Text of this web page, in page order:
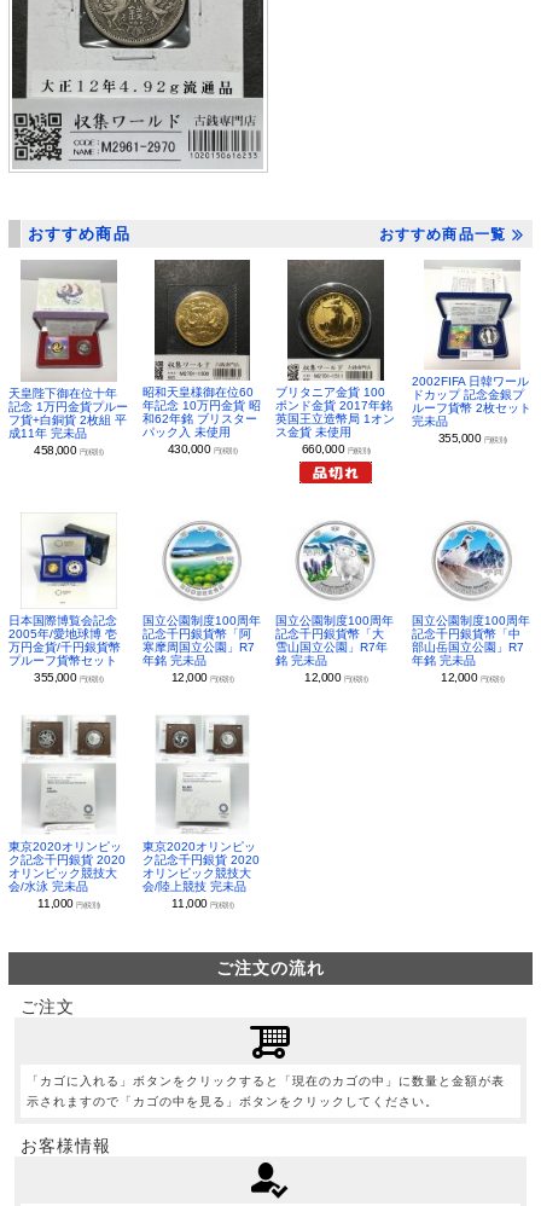
おすすめ商品 おすすめ商品一覧
天皇陛下御在位十年
記念 1万円金貨プルー
フ貨+白銅貨 2枚組 平
成11年 完未品
458,000 円(税別)
昭和天皇様御在位60
年記念 10万円金貨 昭
和62年銘 ブリスター
パック入 未使用
430,000 円(税別)
ブリタニア金貨 100
ポンド金貨 2017年銘
英国王立造幣局 1オン
ス金貨 未使用
660,000 円(税別)
2002FIFA 日韓ワール
ドカップ 記念金銀プ
ルーフ貨幣 2枚セット
完未品
355,000 円(税別)
日本国際博覧会記念
2005年/愛地球博 壱
万円金貨/千円銀貨幣
プルーフ貨幣セット
355,000 円(税別)
国立公園制度100周年
記念千円銀貨幣「阿
寒摩周国立公園」R7
年銘 完未品
12,000 円(税別)
国立公園制度100周年
記念千円銀貨幣「大
雪山国立公園」R7年
銘 完未品
12,000 円(税別)
国立公園制度100周年
記念千円銀貨幣「中
部山岳国立公園」R7
年銘 完未品
12,000 円(税別)
東京2020オリンピッ
ク記念千円銀貨 2020
オリンピック競技大
会/水泳 完未品
11,000円(税別)
東京2020オリンピッ
ク記念千円銀貨 2020
オリンピック競技大
会/陸上競技 完未品
11,000 円(税別)
ご注文の流れ
ご注文
「カゴに入れる」ボタンをクリックすると「現在のカゴの中」に数量と金額が表
示されますので「カゴの中を見る」ボタンをクリックしてください。
お客様情報